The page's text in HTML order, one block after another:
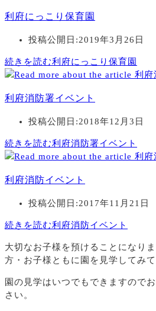
利府にっこり保育園
投稿公開日:2019年3月26日
続きを読む利府にっこり保育園
利府消防署イベント
投稿公開日:2018年12月3日
続きを読む利府消防署イベント
利府消防イベント
投稿公開日:2017年11月21日
続きを読む利府消防イベント
大切なお子様を預けることになり
方・お子様ともに園を見学してみて
園の見学はいつでもできますので
さい。